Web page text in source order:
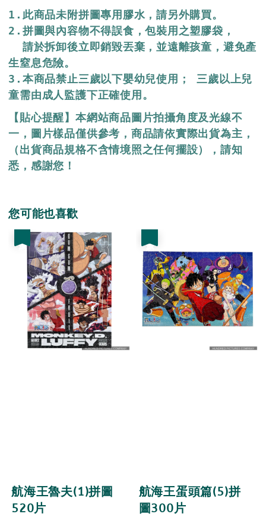
1.此商品未附拼圖專用膠水，請另外購買。
2.拼圖與內容物不得誤食，包裝用之塑膠袋，
生窒息危險。
3.本商品禁止三歲以下嬰幼兒使用； 三歲以上兒
童需由成人監護下正確使用。
【貼心提醒】本網站商品圖片拍攝角度及光線不
一，圖片樣品僅供參考，商品請依實際出貨為主，
（出貨商品規格不含情境照之任何擺設），請知
悉，感謝您！
您可能也喜歡
航海王魯夫(1)拼圖
520片
航海王蛋頭篇(5)拼
圖300片